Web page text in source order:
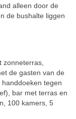
alleen door de
de bushalte liggen
zonneterras,
de gasten van de
tegen
bar met terras en
100 kamers, 5